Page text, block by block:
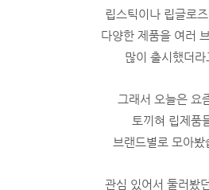
립스틱이나 립글로
다양한 제품을 여러
많이 출시했더라
그래서 오늘은 요
토끼혀 립제품
브랜드별로 모아봤
관심 있어서 둘러봤